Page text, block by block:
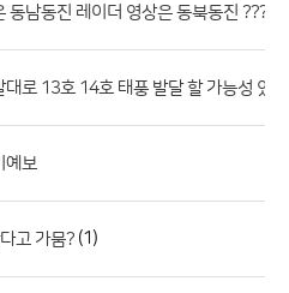
동남동진 레이더 영상은 동북동진 ???
대로 13호 14호 태풍 발달 할 가능성 있
예보
고 가뭄? (1)